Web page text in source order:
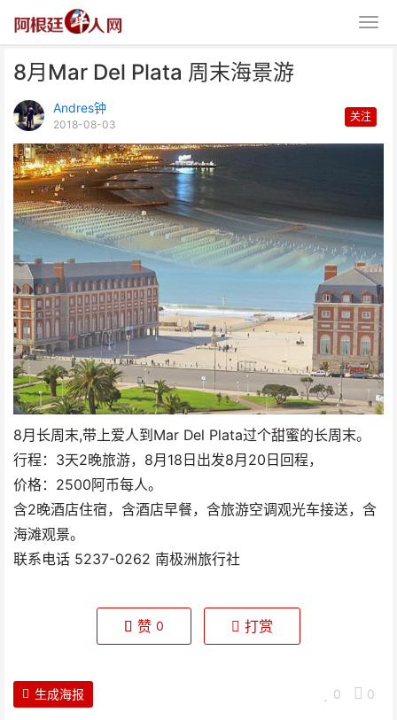
8月Mar Del Plata 周末海景游
Andres钟
2018-08-03
关注
8月长周末,带上爱人到Mar Del Plata过个甜蜜的长周末。
行程：3天2晚旅游，8月18日出发8月20日回程，
价格：2500阿币每人。
含2晚酒店住宿，含酒店早餐，含旅游空调观光车接送，含
海滩观景。
联系电话 5237-0262 南极洲旅行社
8月Mar Del Plata 周末海景游
赞 0 打赏
0 0
生成海报